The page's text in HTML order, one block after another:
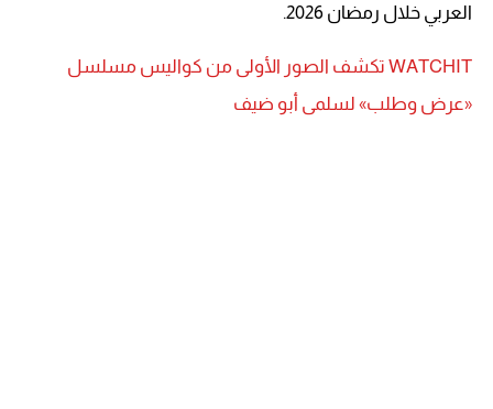
العربي خلال رمضان 2026.
WATCHIT تكشف الصور الأولى من كواليس مسلسل
«عرض وطلب» لسلمى أبو ضيف